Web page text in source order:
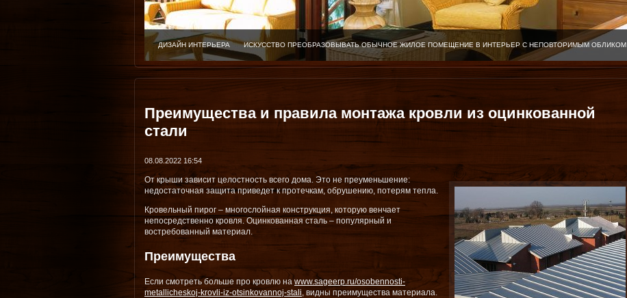
ДИЗАЙН ИНТЕРЬЕРА ИСКУССТВО ПРЕОБРАЗОВЫВАТЬ ОБЫЧНОЕ ЖИЛОЕ ПОМЕЩЕНИЕ В ИНТЕРЬЕР С НЕПОВТОРИМЫМ ОБЛИКОМ
Преимущества и правила монтажа кровли из оцинкованной
стали
08.08.2022 16:54
От крыши зависит целостность всего дома. Это не преуменьшение:
недостаточная защита приведет к протечкам, обрушению, потерям тепла.
Кровельный пирог – многослойная конструкция, которую венчает
непосредственно кровля. Оцинкованная сталь – популярный и
востребованный материал.
Преимущества
Если смотреть больше про кровлю на www.sageerp.ru/osobennosti-
metallicheskoj-krovli-iz-otsinkovannoj-stali, видны преимущества материала.